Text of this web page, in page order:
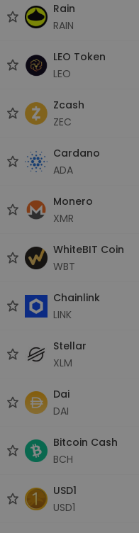
Rain
RAIN
LEO Token
LEO
Zcash
ZEC
Cardano
ADA
Monero
XMR
WhiteBIT Coin
WBT
Chainlink
LINK
Stellar
XLM
Dai
DAI
Bitcoin Cash
BCH
USD1
USD1